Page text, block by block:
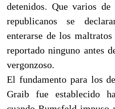
detenidos. Que varios
republicanos se
enterarse de los
reportado ninguno antes
vergonzoso.
El fundamento para los
Graib fue establecido